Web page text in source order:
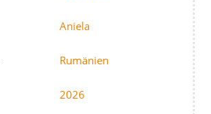
Aniela
Rumänien
2026